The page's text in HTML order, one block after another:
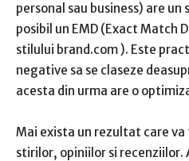
personal sau business) are
posibil un EMD (Exact Match
stilului brand.com). Este
negative sa se claseze
acesta din urma are o
Mai exista un rezultat care
stirilor, opiniilor si recenziilor.